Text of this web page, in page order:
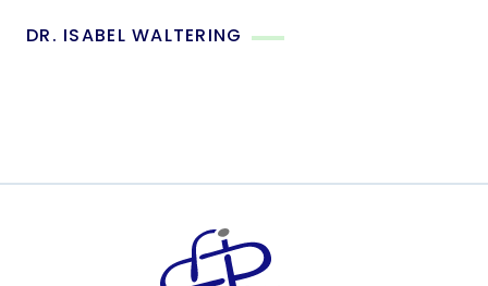
DR. ISABEL WALTERING